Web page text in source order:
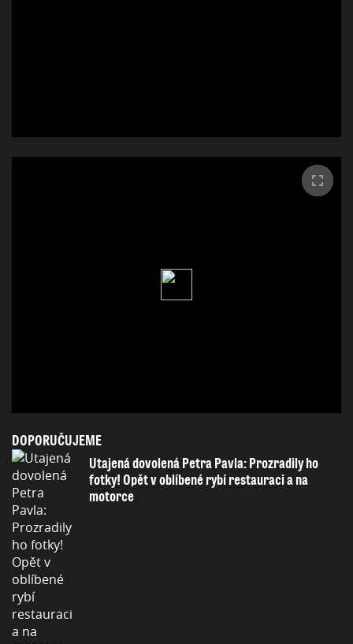
DOPORUČUJEME
Utajená dovolená Petra Pavla: Prozradily ho
fotky! Opět v oblíbené rybí restauraci a na
motorce